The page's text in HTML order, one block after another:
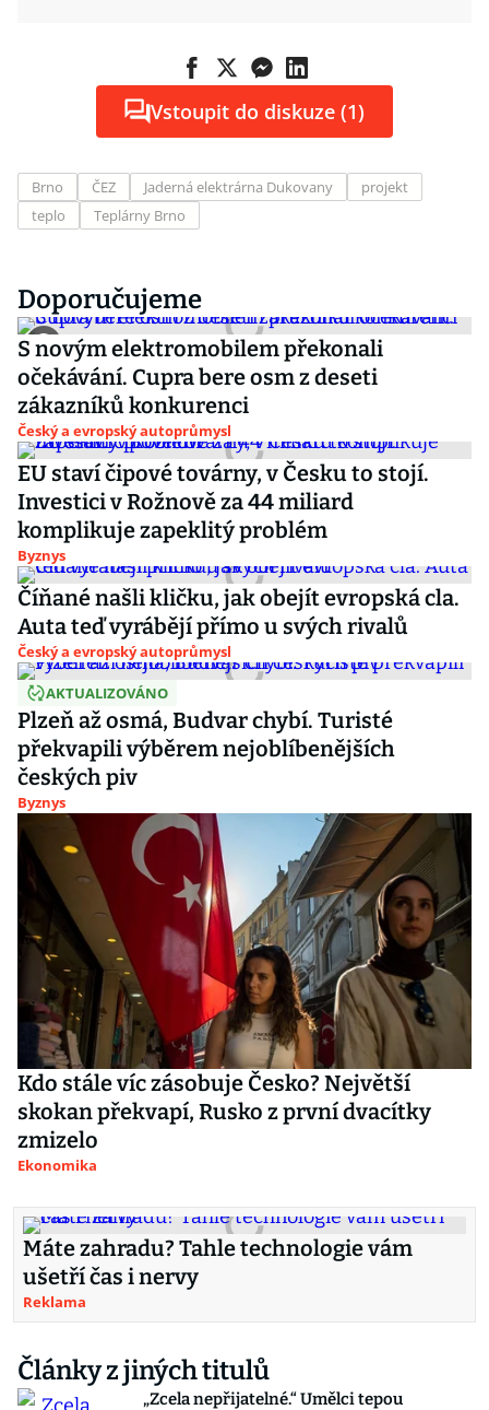
Vstoupit do diskuze (1)
Brno ČEZ Jaderná elektrárna Dukovany
projekt
teplo
Teplárny Brno
Doporučujeme
S novým elektromobilem překonali
očekávání. Cupra bere osm z deseti
zákazníků konkurenci
Český a evropský autoprůmysl
EU staví čipové továrny, v Česku to stojí.
Investici v Rožnově za 44 miliard
komplikuje zapeklitý problém
Byznys
Číňané našli kličku, jak obejít evropská cla.
Auta teď vyrábějí přímo u svých rivalů
Český a evropský autoprůmysl
AKTUALIZOVÁNO
Plzeň až osmá, Budvar chybí. Turisté
překvapili výběrem nejoblíbenějších
českých piv
Byznys
Kdo stále víc zásobuje Česko? Největší
skokan překvapí, Rusko z první dvacítky
zmizelo
Ekonomika
Máte zahradu? Tahle technologie vám
ušetří čas i nervy
Reklama
Články z jiných titulů
„Zcela nepřijatelné.“ Umělci tepou